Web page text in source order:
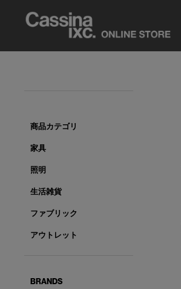
商品カテゴリ
家具
照明
生活雑貨
ファブリック
アウトレット
BRANDS